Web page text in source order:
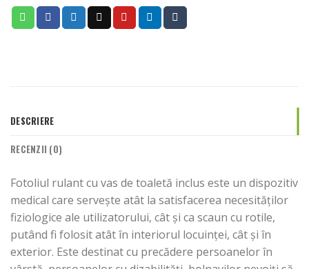
DESCRIERE
RECENZII (0)
Fotoliul rulant cu vas de toaletă inclus este un dispozitiv
medical care servește atât la satisfacerea necesităților
fiziologice ale utilizatorului, cât și ca scaun cu rotile,
putând fi folosit atât în interiorul locuinței, cât și în
exterior. Este destinat cu precădere persoanelor în